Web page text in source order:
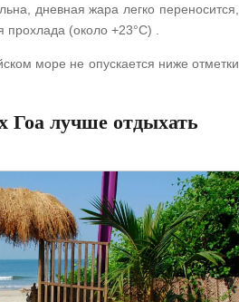
дневная жара легко переносится,
(около +23°C) .
море не опускается ниже отметки
Гоа лучше отдыхать